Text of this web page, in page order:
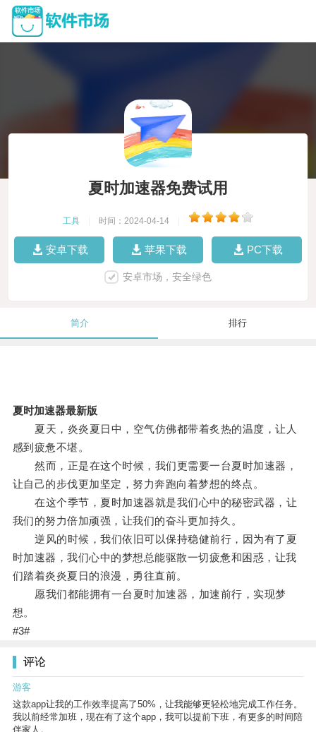
夏时加速器免费试用
工具 时间：2024-04-14
安卓下载 苹果下载 PC下载
安卓市场，安全绿色
简介 排行
夏时加速器最新版
夏天，炎炎夏日中，空气仿佛都带着炙热的温度，让人
感到疲惫不堪。
然而，正是在这个时候，我们更需要一台夏时加速器，
让自己的步伐更加坚定，努力奔跑向着梦想的终点。
在这个季节，夏时加速器就是我们心中的秘密武器，让
我们的努力倍加顽强，让我们的奋斗更加持久。
逆风的时候，我们依旧可以保持稳健前行，因为有了夏
时加速器，我们心中的梦想总能驱散一切疲惫和困惑，让我
们踏着炎炎夏日的浪漫，勇往直前。
愿我们都能拥有一台夏时加速器，加速前行，实现梦
想。
#3#
评论
游客
这款app让我的工作效率提高了50%，让我能够更轻松地完成工作任务。
我以前经常加班，现在有了这个app，我可以提前下班，有更多的时间陪
伴家人。